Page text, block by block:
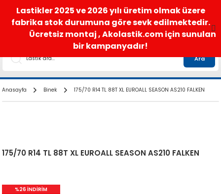
satis@akolastik.com 0 850 285 63 85
Ara
Anasayfa Binek 175/70 R14 TL 88T XL EUROALL SEASON AS210 FALKEN
175/70 R14 TL 88T XL EUROALL SEASON AS210 FALKEN
%26 İNDİRİM
Lastikler 2025 ve 2026 yılı üretim olmak üzere
fabrika stok durumuna göre sevk edilmektedir.
Ücretsiz montaj , Akolastik.com için sunulan
bir kampanyadır!